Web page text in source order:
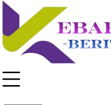
Skip
content